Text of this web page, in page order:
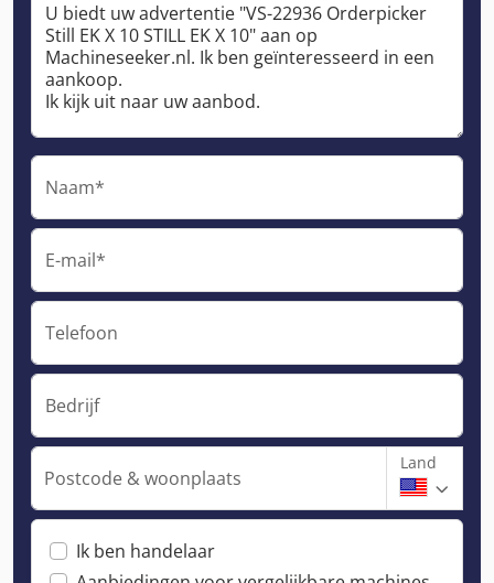
Naam*
E-mail*
Telefoon
Bedrijf
Postcode & woonplaats
Land
Ik ben handelaar